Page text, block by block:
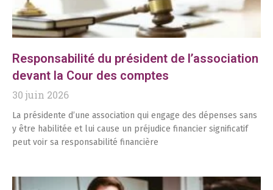
Responsabilité du président de l’association
devant la Cour des comptes
30 juin 2026
La présidente d’une association qui engage des dépenses sans
y être habilitée et lui cause un préjudice financier significatif
peut voir sa responsabilité financière